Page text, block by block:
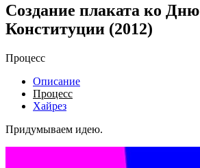
Создание плаката ко Дню
Конституции (2012)
Процесс
Описание
Процесс
Хайрез
Придумываем идею.